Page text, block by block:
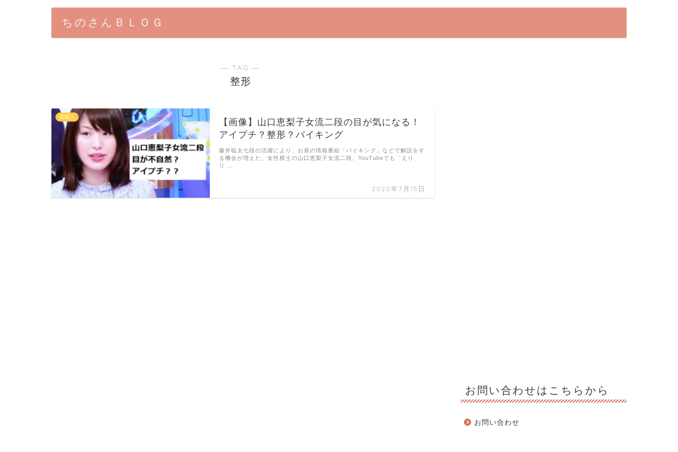
ちのさんＢＬＯＧ
― TAG ―
整形
芸能人
【画像】山口恵梨子女流二段の目が気になる！
アイプチ？整形？バイキング
2020年7月15日
藤井聡太七段の活躍により、お昼の情報番組「バイキング」などで解説をす
る機会が増えた、女性棋士の山口恵梨子女流二段。YouTubeでも「えり
り …
お問い合わせはこちらから
お問い合わせ